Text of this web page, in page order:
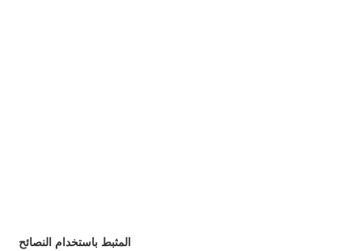
المثبط باستخدام النصائح